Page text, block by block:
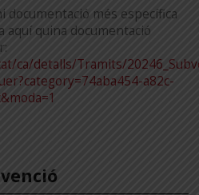
documentació més específica
aquí quina documentació
ca/detalls/Tramits/
a82c-